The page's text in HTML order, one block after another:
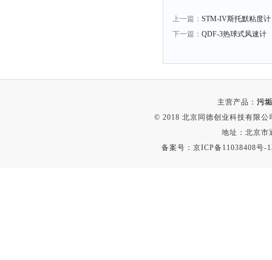
上一篇： STM-IV斯托默粘度
下一篇： QDF-3热球式风速计
主营产品： 污
© 2018 北京同德创业科技有限
地址：北京市
备案号： 京ICP备11038408号-